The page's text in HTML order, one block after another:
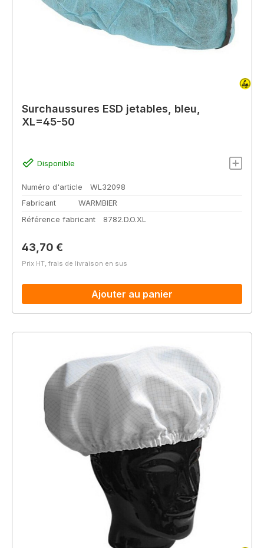
Surchaussures ESD jetables, bleu,
XL=45-50
Disponible
Numéro d'article
WL32098
Fabricant
WARMBIER
Référence fabricant
8782.D.O.XL
Prix régulier :
43,70 €
Prix HT, frais de livraison en sus
Ajouter au panier